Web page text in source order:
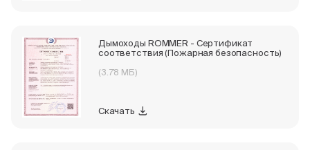
Дымоходы ROMMER - Сертификат
соответствия (Пожарная безопасность)
(3.78 МБ)
Скачать